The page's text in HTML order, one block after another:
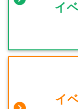
イ
イ